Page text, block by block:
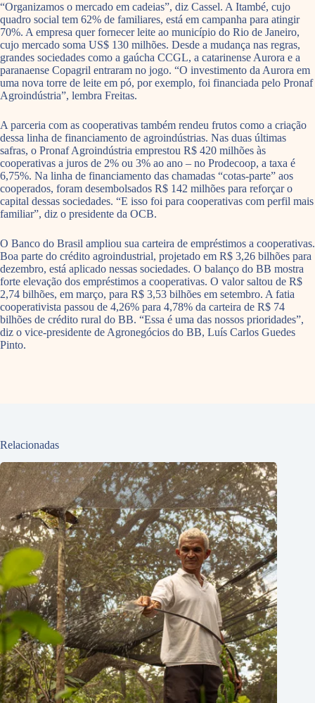
“Organizamos o mercado em cadeias”, diz Cassel. A Itambé, cujo
quadro social tem 62% de familiares, está em campanha para atingir
70%. A empresa quer fornecer leite ao município do Rio de Janeiro,
cujo mercado soma US$ 130 milhões. Desde a mudança nas regras,
grandes sociedades como a gaúcha CCGL, a catarinense Aurora e a
paranaense Copagril entraram no jogo. “O investimento da Aurora em
uma nova torre de leite em pó, por exemplo, foi financiada pelo Pronaf
Agroindústria”, lembra Freitas.
A parceria com as cooperativas também rendeu frutos como a criação
dessa linha de financiamento de agroindústrias. Nas duas últimas
safras, o Pronaf Agroindústria emprestou R$ 420 milhões às
cooperativas a juros de 2% ou 3% ao ano – no Prodecoop, a taxa é
6,75%. Na linha de financiamento das chamadas “cotas-parte” aos
cooperados, foram desembolsados R$ 142 milhões para reforçar o
capital dessas sociedades. “E isso foi para cooperativas com perfil mais
familiar”, diz o presidente da OCB.
O Banco do Brasil ampliou sua carteira de empréstimos a cooperativas.
Boa parte do crédito agroindustrial, projetado em R$ 3,26 bilhões para
dezembro, está aplicado nessas sociedades. O balanço do BB mostra
forte elevação dos empréstimos a cooperativas. O valor saltou de R$
2,74 bilhões, em março, para R$ 3,53 bilhões em setembro. A fatia
cooperativista passou de 4,26% para 4,78% da carteira de R$ 74
bilhões de crédito rural do BB. “Essa é uma das nossos prioridades”,
diz o vice-presidente de Agronegócios do BB, Luís Carlos Guedes
Pinto.
Relacionadas